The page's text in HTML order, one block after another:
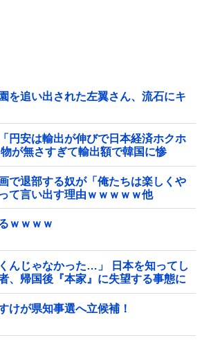
を追い出された左翼さん、流石にキ
円安は輸出が伸びで日本経済ホクホ
が無さすぎて輸出額で韓国に惨
で退部する奴が「俺たちは楽しくや
て言い出す理由ｗｗｗｗｗ他
ｗｗｗｗ
んじゃなかった…」 日本を知ってし
、帰国後『本家』に失望する事態に
けが県知事選へ立候補！